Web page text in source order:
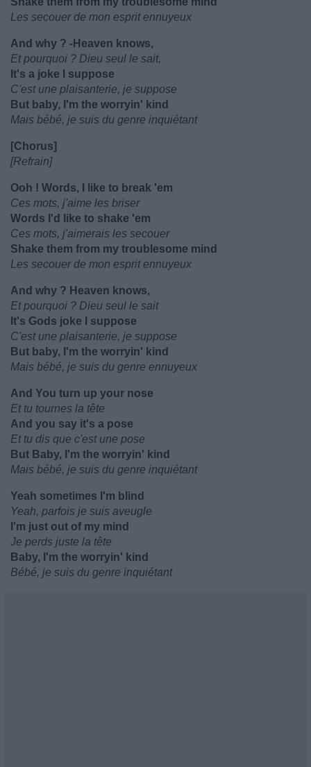
Les secouer de mon esprit ennuyeux
And why ? -Heaven knows,
Et pourquoi ? Dieu seul le sait,
It's a joke I suppose
C'est une plaisanterie, je suppose
But baby, I'm the worryin' kind
Mais bébé, je suis du genre inquiétant
[Chorus]
[Refrain]
Ooh ! Words, I like to break 'em
Ces mots, j'aime les briser
Words I'd like to shake 'em
Ces mots, j'aimerais les secouer
Shake them from my troublesome mind
Les secouer de mon esprit ennuyeux
And why ? Heaven knows,
Et pourquoi ? Dieu seul le sait
It's Gods joke I suppose
C'est une plaisanterie, je suppose
But baby, I'm the worryin' kind
Mais bébé, je suis du genre ennuyeux
And You turn up your nose
Et tu tournes la tête
And you say it's a pose
Et tu dis que c'est une pose
But Baby, I'm the worryin' kind
Mais bébé, je suis du genre inquiétant
Yeah sometimes I'm blind
Yeah, parfois je suis aveugle
I'm just out of my mind
Je perds juste la tête
Baby, I'm the worryin' kind
Bébé, je suis du genre inquiétant